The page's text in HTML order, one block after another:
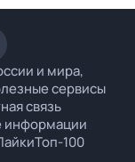
и мира,
сервисы
связь
информации
Топ-100